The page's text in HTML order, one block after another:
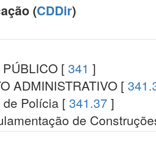
(CDDir)
[ 341 ]
ADMINISTRATIVO [
de Polícia [ 341.37 ]
de